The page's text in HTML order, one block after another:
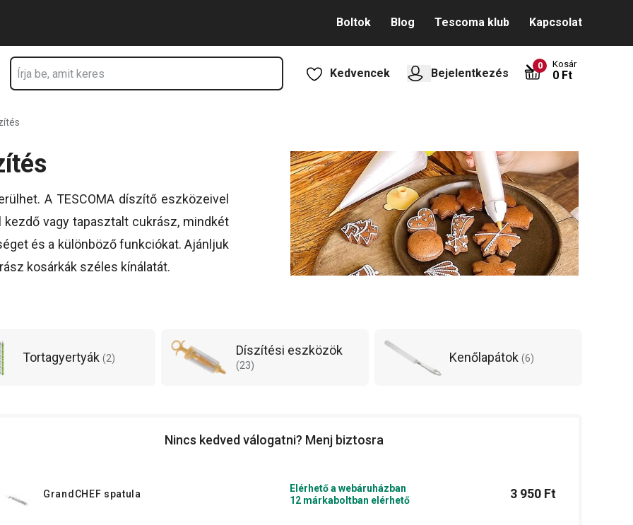
Boltok Blog Tescoma klub Kapcsolat
Kedvencek Bejelentkezés
0 Kosár
0 Ft
A TESCOMA díszítő eszközeivel
vagy tapasztalt cukrász, mindkét
és a különböző funkciókat. Ajánljuk
kosárkák széles kínálatát.
Tortagyertyák (2)
Díszítési eszközök
(23)
Kenőlapátok (6)
Nincs kedved válogatni? Menj biztosra
GrandCHEF spatula
Elérhető a webáruházban
12 márkaboltban elérhető
3 950 Ft